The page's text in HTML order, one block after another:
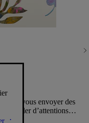
vous envoyer des
combler d’attentions…